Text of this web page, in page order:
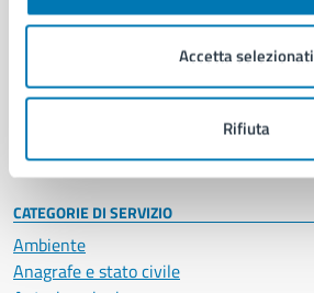
Accetta selezionati
Rifiuta
Enti e fondazioni
Personale amministrativo
Intranet, posta aziendale e protocollo
CATEGORIE DI SERVIZIO
Ambiente
Anagrafe e stato civile